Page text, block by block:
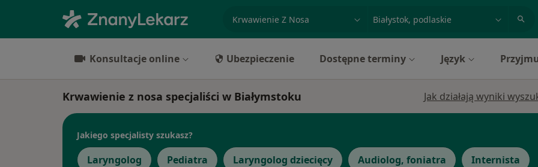
Konsultacje online Ubezpieczenie Dostępne terminy Język
Krwawienie z nosa specjaliści w Białymstoku Jak działają wyniki
Jakiego specjalisty szukasz?
Laryngolog Pediatra Laryngolog dziecięcy Audiolog, foniatra Internista